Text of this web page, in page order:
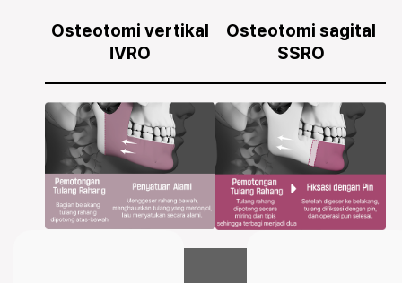
Osteotomi vertikal
IVRO
Osteotomi sagital
SSRO